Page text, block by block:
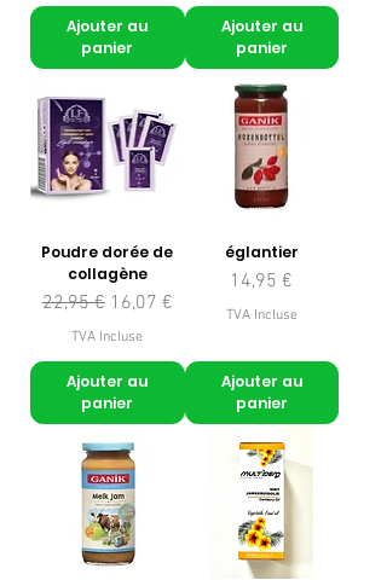
Ajouter au
panier
Ajouter au
panier
Poudre dorée de
collagène
Prix original
22,95 € Prix promotionnel
16,07 €
TVA Incluse
Ajouter au
panier
églantier
Prix
14,95 €
TVA Incluse
Ajouter au
panier